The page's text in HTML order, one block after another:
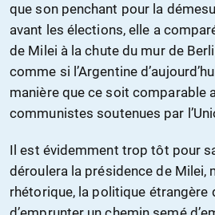
que son penchant pour la
avant les élections, elle a
de Milei à la chute du mur de
comme si l’Argentine
manière que ce soit comparable
communistes soutenues par
Il est évidemment trop tôt pour
déroulera la présidence de Milei,
rhétorique, la politique étrangère